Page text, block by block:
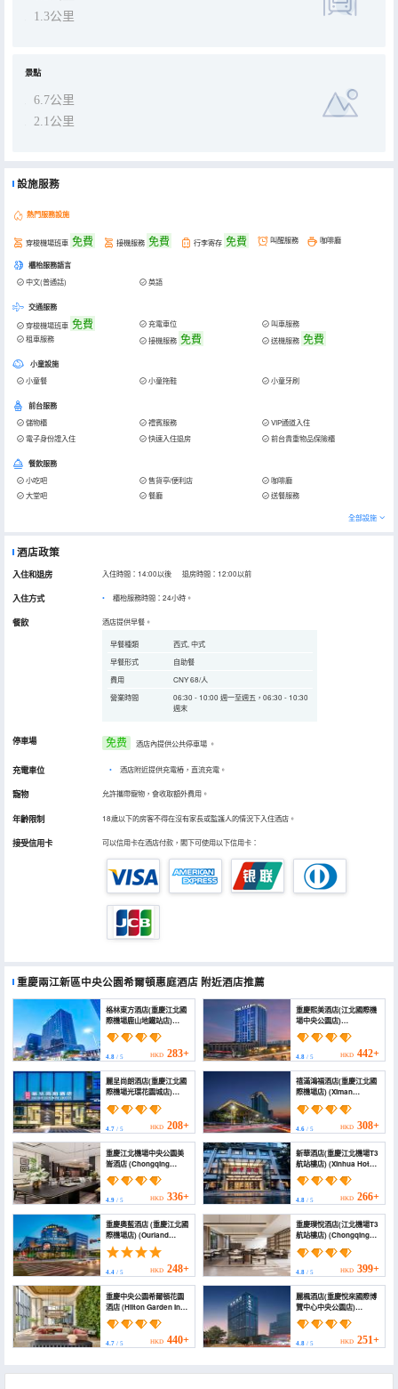
1.3公里
景點
6.7公里
2.1公里
設施服務
熱門服務設施
穿梭機場班車 免費 接機服務 免費 行李寄存 免費 叫醒服務 咖啡廳
櫃枱服務語言
中文(普通話) 英語
交通服務
穿梭機場班車 免費 充電車位
叫車服務
租車服務
接機服務 免費 送機服務 免費
小童設施
小童餐 小童拖鞋 小童牙刷
前台服務
儲物櫃 禮賓服務
VIP通道入住
電子身份證入住
快速入住退房 前台貴重物品保險櫃
餐飲服務
小吃吧 售貨亭/便利店
咖啡廳
大堂吧
餐廳 送餐服務
全部設施
酒店政策
入住和退房 入住時間：14:00以後 退房時間：12:00以前
入住方式 櫃枱服務時間：24小時。
餐飲 酒店提供早餐。
早餐種類
西式, 中式
早餐形式
自助餐
費用
CNY 68/人
營業時間
06:30 - 10:00 週一至週五，06:30 - 10:30
週末
停車場 免费 酒店內提供公共停車場 。
充電車位 • 酒店附近提供充電樁，直流充電。
寵物 允許攜帶寵物，會收取額外費用。
年齡限制 18歲以下的房客不得在沒有家長或監護人的情況下入住酒店。
接受信用卡 可以信用卡在酒店付款，閣下可使用以下信用卡：
重慶兩江新區中央公園希爾頓惠庭酒店 附近酒店推薦
格林東方酒店(重慶江北國
際機場鹿山地鐵站店)
(GreenTree Eastern
Hotel (Chongqing
Jiangbei International
Airport Lushan Subway
Station))
4.8 / 5 HKD 283+
重慶熙美酒店(江北國際機
場中央公園店)
(Chongqing Xanadu
Moon Hotel)
4.8/ 5 HKD 442+
麗呈尚朗酒店(重慶江北國
際機場光環花園城店)
(Rezen Shanglang
Hotel(Chongqing
Central Park Jiangbei
Airport))
4.7 / 5 HKD 208+
禧滿鴻福酒店(重慶江北國
際機場店) (Ximan
Hongfu
Hotel(Chongqing
Jiangbei International
Airport Store))
4.6/ 5 HKD 308+
重慶江北機場中央公園美
崙酒店 (Chongqing
Jiangbei Airport Central
Park Madison Hotel)
4.9 / 5 HKD 336+
新華酒店(重慶江北機場T3
航站樓店) (Xinhua Hotel
(Chongqing Jiangbei
Airport))
4.8/ 5 HKD 266+
重慶奧藍酒店 (重慶江北國
際機場店) (Ourland
Hotel)
4.4 / 5 HKD 248+
重慶璞悅酒店(江北機場T3
航站樓店) (Chongqing
PuYue Hotel (Jiangbei
Airport))
4.8/ 5 HKD 399+
重慶中央公園希爾頓花園
酒店 (Hilton Garden Inn
Chongqing Central
Park)
4.7 / 5 HKD 440+
麗楓酒店(重慶悅來國際博
覽中心中央公園店)
(Lavande Hotel
(Chongqing Yuelai
International Expo
Center Central Park))
4.8/ 5 HKD 251+